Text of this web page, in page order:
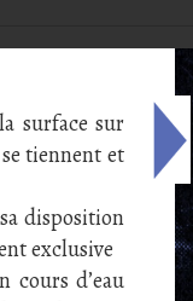
surface sur
tiennent et
disposition
exclusive
cours d’eau